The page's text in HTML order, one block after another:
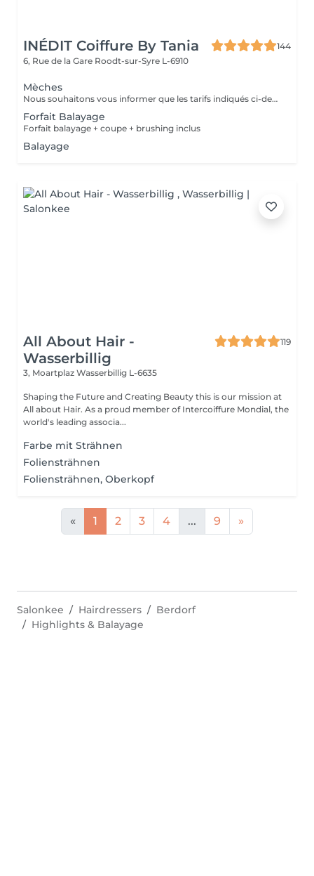
INÉDIT Coiffure By Tania
144
6, Rue de la Gare Roodt-sur-Syre L-6910
Mèches
Nous souhaitons vous informer que les tarifs indiqués ci-dessus sont les tarifs de base et à titre informatif uniquement. Il est important de noter que le coût de votre prestation peut varier en fonction de différents facteurs tels que la masse de vos cheveux, la technique utilisée, la quantité de produits nécessaires et la durée de la prestation. Chez notre salon, nous offrons un service personnalisé pour chaque cliente, ce qui signifie que les tarifs peuvent être ajustés en fonction de vos besoins spécifiques. Afin d'obtenir un devis plus précis, nous vous invitons à vous rendre au salon pour une consultation. Notre équipe d'experts sera en mesure d'évaluer vos besoins et de vous fournir un devis approximatif en fonction de vos préférences. Veuillez noter que les tarifs ne sont pas fixes et peuvent varier en fonction des services supplémentaires que vous souhaitez inclure dans votre prestation, tels que la patine, le brushing, la coupe, et tout autre traitement supplémentaire. Nous tenons à offrir une expérience sur mesure à nos clientes et à garantir la satisfaction de chacune d'entre vous. Pour toute question ou demande de renseignements complémentaires, n'hésitez pas à nous contacter. Nous serons ravis de vous aider. Merci de votre compréhension et nous avons hâte de vous accueillir dans notre salon. Cordialement, L'équipe du salon.
Forfait Balayage
Forfait balayage + coupe + brushing inclus
Balayage
All About Hair -
Wasserbillig
119
3, Moartplaz Wasserbillig L-6635
Shaping the Future and Creating Beauty this is our mission at
All about Hair. As a proud member of Intercoiffure Mondial, the
world's leading associa...
Farbe mit Strähnen
Foliensträhnen
Foliensträhnen, Oberkopf
« 1 2 3 4 ... 9 »
Salonkee Hairdressers
Berdorf
Highlights & Balayage